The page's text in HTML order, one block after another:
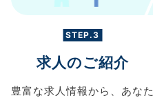
STEP.3
求人のご紹介
豊富な求人情報から、 あなた